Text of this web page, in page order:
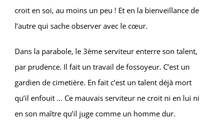
croit en soi, au moins un peu ! Et en la bienveillance de
l’autre qui sache observer avec le cœur.
Dans la parabole, le 3ème serviteur enterre son talent,
par prudence. Il fait un travail de fossoyeur. C’est un
gardien de cimetière. En fait c’est un talent déjà mort
qu’il enfouit … Ce mauvais serviteur ne croit ni en lui ni
en son maître qu’il juge comme un homme dur.